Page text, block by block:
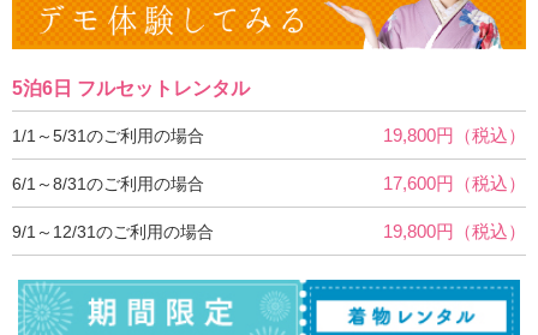
5泊6日 フルセットレンタル
1/1～5/31のご利用の場合 19,800円（税込）
6/1～8/31のご利用の場合 17,600円（税込）
9/1～12/31のご利用の場合 19,800円（税込）